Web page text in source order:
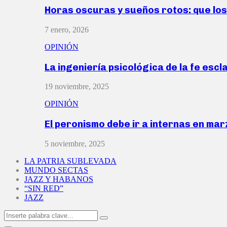
Horas oscuras y sueños rotos: que
7 enero, 2026
OPINIÓN
La ingeniería psicológica de la fe
19 noviembre, 2025
OPINIÓN
El peronismo debe ir a internas en
5 noviembre, 2025
LA PATRIA SUBLEVADA
MUNDO SECTAS
JAZZ Y HABANOS
“SIN RED”
JAZZ
Search
for:
Search